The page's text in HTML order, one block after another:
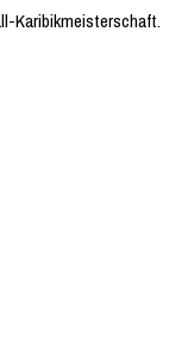
Karibikmeisterschaft.